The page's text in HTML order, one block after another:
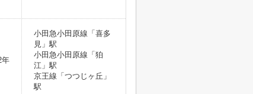
年
小田急小田原線「喜多
見」駅
小田急小田原線「狛
江」駅
京王線「つつじヶ丘」
駅